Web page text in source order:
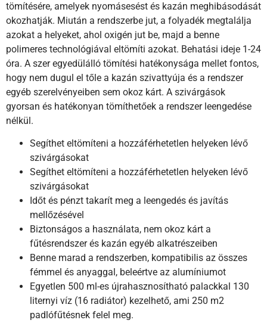
tömítésére, amelyek nyomásesést és kazán meghibásodását
okozhatják. Miután a rendszerbe jut, a folyadék megtalálja
azokat a helyeket, ahol oxigén jut be, majd a benne
polimeres technológiával eltömíti azokat. Behatási ideje 1-24
óra. A szer egyedülálló tömítési hatékonysága mellet fontos,
hogy nem dugul el tőle a kazán szivattyúja és a rendszer
egyéb szerelvényeiben sem okoz kárt. A szivárgások
gyorsan és hatékonyan tömíthetőek a rendszer leengedése
nélkül.
Segíthet eltömíteni a hozzáférhetetlen helyeken lévő
szivárgásokat
Segíthet eltömíteni a hozzáférhetetlen helyeken lévő
szivárgásokat
Időt és pénzt takarít meg a leengedés és javítás
mellőzésével
Biztonságos a használata, nem okoz kárt a
fűtésrendszer és kazán egyéb alkatrészeiben
Benne marad a rendszerben, kompatibilis az összes
fémmel és anyaggal, beleértve az alumíniumot
Egyetlen 500 ml-es újrahasznosítható palackkal 130
liternyi víz (16 radiátor) kezelhető, ami 250 m2
padlófűtésnek felel meg.